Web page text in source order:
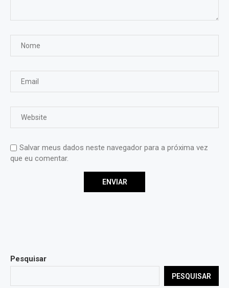
Salvar meus dados neste navegador para a próxima vez
que eu comentar.
Pesquisar
PESQUISAR